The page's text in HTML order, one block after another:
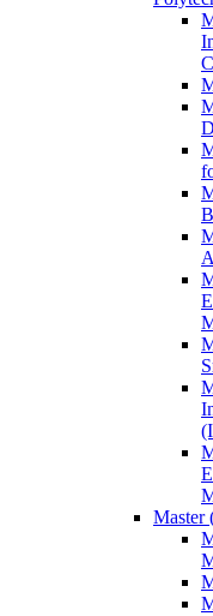
Master